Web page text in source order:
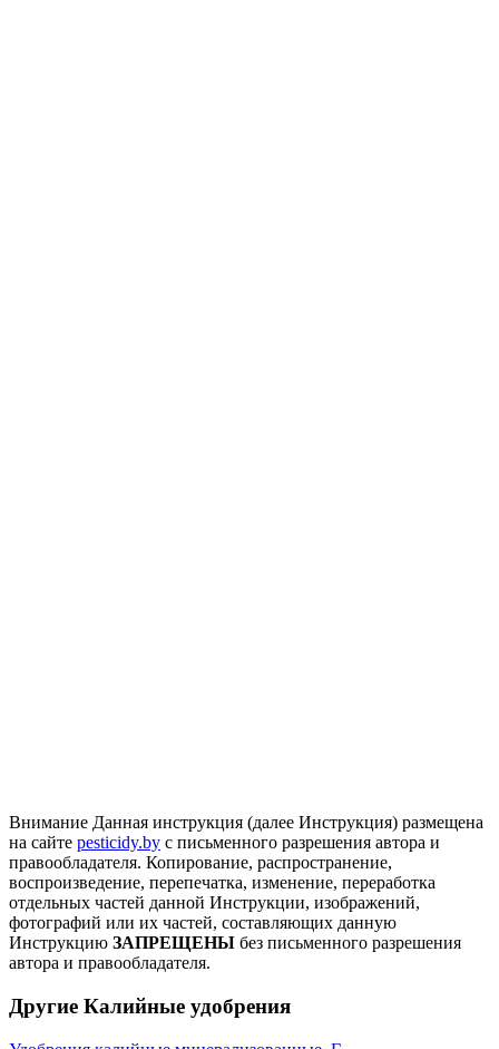
Внимание Данная инструкция (далее Инструкция) размещена
на сайте pesticidy.by с письменного разрешения автора и
правообладателя. Копирование, распространение,
воспроизведение, перепечатка, изменение, переработка
отдельных частей данной Инструкции, изображений,
фотографий или их частей, составляющих данную
Инструкцию ЗАПРЕЩЕНЫ без письменного разрешения
автора и правообладателя.
Другие Калийные удобрения